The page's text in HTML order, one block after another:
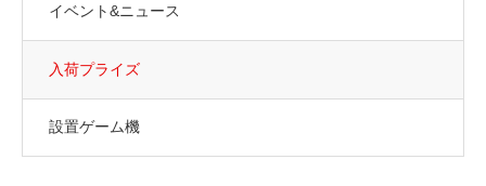
イベント&ニュース
入荷プライズ
設置ゲーム機